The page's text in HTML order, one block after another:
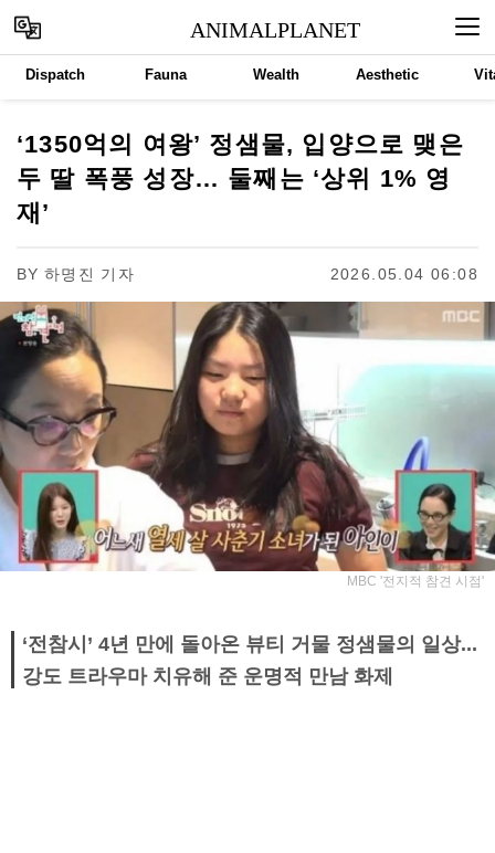
ANIMALPLANET
Dispatch Fauna Wealth Aesthetic
‘1350억의 여왕’ 정샘물, 입양으로 맺은
두 딸 폭풍 성장… 둘째는 ‘상위 1% 영
재’
BY 하명진 기자 2026.05.04 06:08
MBC '전지적 참견 시점'
‘전참시’ 4년 만에 돌아온 뷰티 거물 정샘물의 일상...
강도 트라우마 치유해 준 운명적 만남 화제